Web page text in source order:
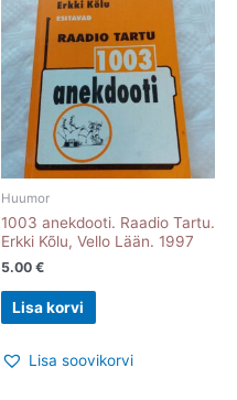
Huumor
1003 anekdooti. Raadio Tartu.
Erkki Kõlu, Vello Lään. 1997
5.00 €
Lisa korvi
Lisa soovikorvi